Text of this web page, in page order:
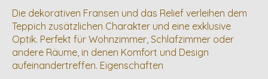
Die dekorativen Fransen und das Relief verleihen dem
Teppich zusätzlichen Charakter und eine exklusive
Optik. Perfekt für Wohnzimmer, Schlafzimmer oder
andere Räume, in denen Komfort und Design
aufeinandertreffen. Eigenschaften